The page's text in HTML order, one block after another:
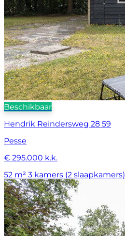
Beschikbaar
Hendrik Reindersweg 28 59
Pesse
€ 295.000 k.k.
52 m² 3 kamers (2 slaapkamers)